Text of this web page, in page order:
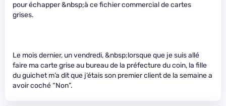
pour échapper &nbsp;à ce fichier commercial de cartes
grises.
Le mois dernier, un vendredi, &nbsp;lorsque que je suis allé
faire ma carte grise au bureau de la préfecture du coin, la fille
du guichet m’a dit que j’étais son premier client de la semaine a
avoir coché “Non”.